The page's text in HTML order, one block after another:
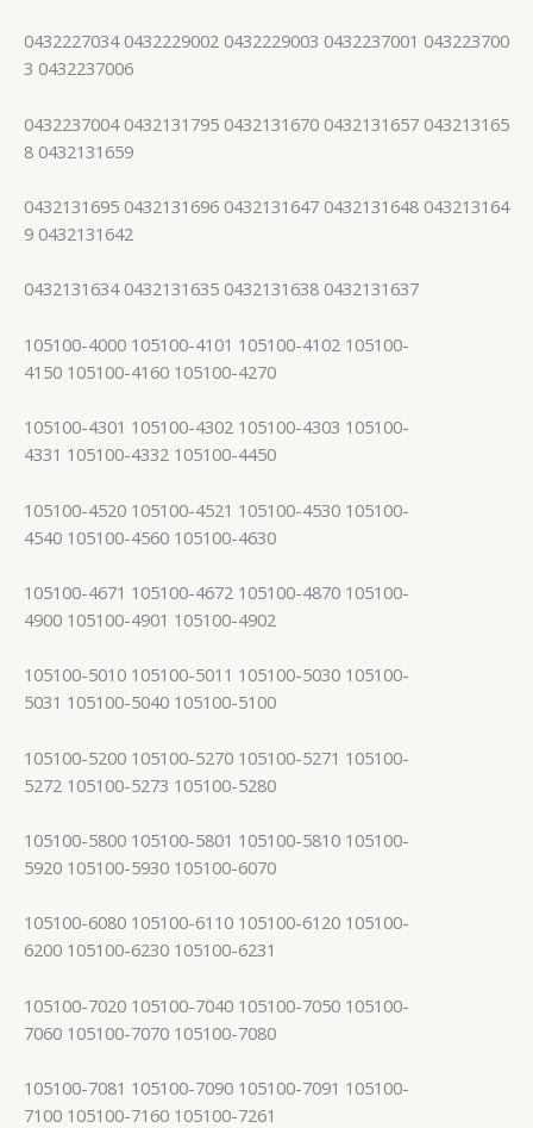
0432227034 0432229002 0432229003 0432237001 043223700
3 0432237006
0432237004 0432131795 0432131670 0432131657 043213165
8 0432131659
0432131695 0432131696 0432131647 0432131648 043213164
9 0432131642
0432131634 0432131635 0432131638 0432131637
105100-4000 105100-4101 105100-4102 105100-
4150 105100-4160 105100-4270
105100-4301 105100-4302 105100-4303 105100-
4331 105100-4332 105100-4450
105100-4520 105100-4521 105100-4530 105100-
4540 105100-4560 105100-4630
105100-4671 105100-4672 105100-4870 105100-
4900 105100-4901 105100-4902
105100-5010 105100-5011 105100-5030 105100-
5031 105100-5040 105100-5100
105100-5200 105100-5270 105100-5271 105100-
5272 105100-5273 105100-5280
105100-5800 105100-5801 105100-5810 105100-
5920 105100-5930 105100-6070
105100-6080 105100-6110 105100-6120 105100-
6200 105100-6230 105100-6231
105100-7020 105100-7040 105100-7050 105100-
7060 105100-7070 105100-7080
105100-7081 105100-7090 105100-7091 105100-
7100 105100-7160 105100-7261